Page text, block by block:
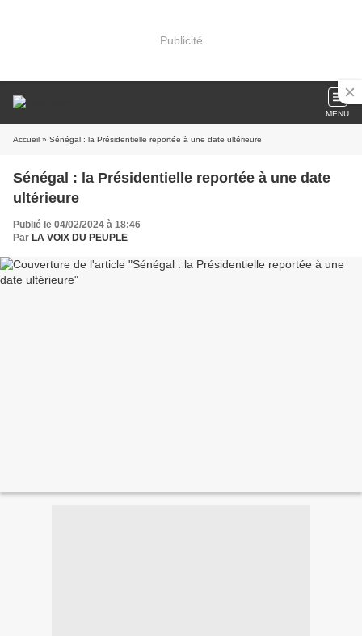
Publicité
MENU
Accueil » Sénégal : la Présidentielle reportée à une date ultérieure
Sénégal : la Présidentielle reportée à une date
ultérieure
Publié le 04/02/2024 à 18:46
Par LA VOIX DU PEUPLE